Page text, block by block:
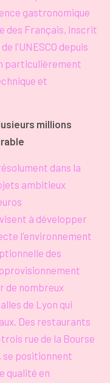
gastronomique
des Français, inscrit
l'UNESCO depuis
particulièrement
et
millions
dans la
ambitieux
à développer
l'environnement
des
de nombreux
de Lyon qui
Des restaurants
rue de la Bourse
se positionnent
qualité en